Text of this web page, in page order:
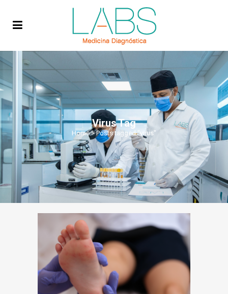
Virus Tag
Home>Posts tagged "virus"